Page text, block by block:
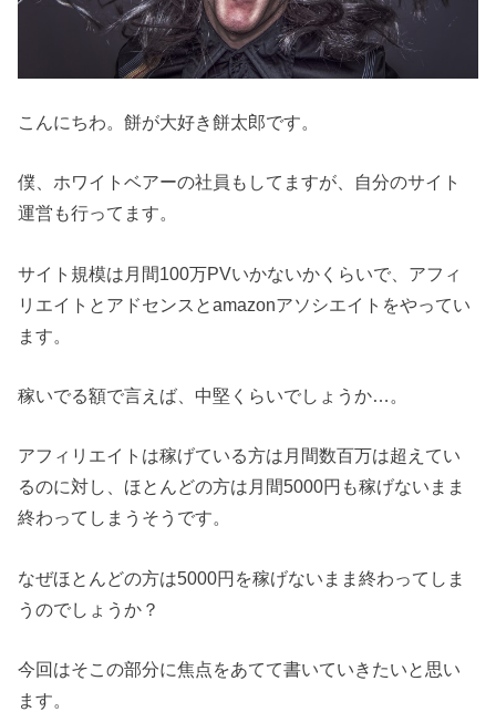
こんにちわ。餅が大好き餅太郎です。
僕、ホワイトベアーの社員もしてますが、自分のサイト
運営も行ってます。
サイト規模は月間100万PVいかないかくらいで、アフィ
リエイトとアドセンスとamazonアソシエイトをやってい
ます。
稼いでる額で言えば、中堅くらいでしょうか…。
アフィリエイトは稼げている方は月間数百万は超えてい
るのに対し、ほとんどの方は月間5000円も稼げないまま
終わってしまうそうです。
なぜほとんどの方は5000円を稼げないまま終わってしま
うのでしょうか？
今回はそこの部分に焦点をあてて書いていきたいと思い
ます。